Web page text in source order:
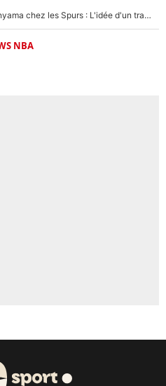
Stephen Curry avec Victor Wembanyama chez les Spurs : L'idée d'un trade historique est lancée en NBA !
NBA